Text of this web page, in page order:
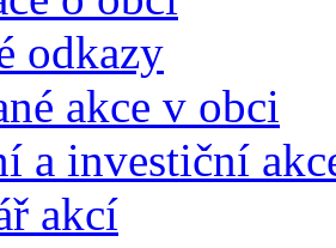
odkazy
akce v obci
a investiční
akcí